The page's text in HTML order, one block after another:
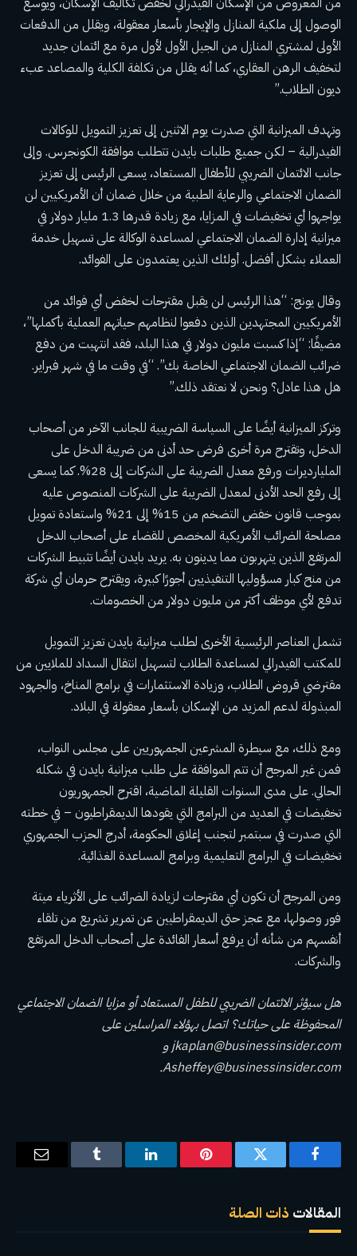
الوصول إلى ملكية المنازل والإيجار بأسعار معقولة، ويقلل من الدفعات
الأولى لمشتري المنازل من الجيل الأول لأول مرة مع ائتمان جديد
لتخفيف الرهن العقاري، كما أنه يقلل من تكلفة الكلية والمصاعد عبء
ديون الطلاب.”
وتهدف الميزانية التي صدرت يوم الاثنين إلى تعزيز التمويل للوكالات
الفيدرالية – لكن جميع طلبات بايدن تتطلب موافقة الكونجرس. وإلى
جانب الائتمان الضريبي للأطفال المستعاد، يسعى الرئيس إلى تعزيز
الضمان الاجتماعي والرعاية الطبية من خلال ضمان أن الأمريكيين لن
يواجهوا أي تخفيضات في المزايا، مع زيادة قدرها 1.3 مليار دولار في
ميزانية إدارة الضمان الاجتماعي لمساعدة الوكالة على تسهيل خدمة
العملاء بشكل أفضل. أولئك الذين يعتمدون على الفوائد.
وقال يونج: “هذا الرئيس لن يقبل مقترحات لخفض أي فوائد من
الأمريكيين المجتهدين الذين دفعوا لنظامهم حياتهم العملية بأكملها”،
مضيفًا: “إذا كسبت مليون دولار في هذا البلد، فقد انتهيت من دفع
ضرائب الضمان الاجتماعي الخاصة بك”. “في وقت ما في شهر فبراير.
هل هذا عادل؟ ونحن لا نعتقد ذلك.”
وتركز الميزانية أيضًا على السياسة الضريبية للجانب الآخر من أصحاب
الدخل، وتقترح مرة أخرى فرض حد أدنى من ضريبة الدخل على
المليارديرات ورفع معدل الضريبة على الشركات إلى 28%. كما يسعى
إلى رفع الحد الأدنى لمعدل الضريبة على الشركات المنصوص عليه
بموجب قانون خفض التضخم من 15% إلى 21% واستعادة تمويل
مصلحة الضرائب الأمريكية المخصص للقضاء على أصحاب الدخل
المرتفع الذين يتهربون مما يدينون به. يريد بايدن أيضًا تثبيط الشركات
من منح كبار مسؤوليها التنفيذيين أجورًا كبيرة، ويقترح حرمان أي شركة
تدفع لأي موظف أكثر من مليون دولار من الخصومات.
تشمل العناصر الرئيسية الأخرى لطلب ميزانية بايدن تعزيز التمويل
للمكتب الفيدرالي لمساعدة الطلاب لتسهيل انتقال السداد للملايين من
مقترضي قروض الطلاب، وزيادة الاستثمارات في برامج المناخ، والجهود
المبذولة لدعم المزيد من الإسكان بأسعار معقولة في البلاد.
ومع ذلك، مع سيطرة المشرعين الجمهوريين على مجلس النواب،
فمن غير المرجح أن تتم الموافقة على طلب ميزانية بايدن في شكله
الحالي. على مدى السنوات القليلة الماضية، اقترح الجمهوريون
تخفيضات في العديد من البرامج التي يقودها الديمقراطيون – في خطته
التي صدرت في سبتمبر لتجنب إغلاق الحكومة، أدرج الحزب الجمهوري
تخفيضات في البرامج التعليمية وبرامج المساعدة الغذائية.
ومن المرجح أن تكون أي مقترحات لزيادة الضرائب على الأثرياء ميتة
فور وصولها، مع عجز حتى الديمقراطيين عن تمرير تشريع من تلقاء
أنفسهم من شأنه أن يرفع أسعار الفائدة على أصحاب الدخل المرتفع
والشركات.
هل سيؤثر الائتمان الضريبي للطفل المستعاد أو مزايا الضمان الاجتماعي
المحفوظة على حياتك؟ اتصل بهؤلاء المراسلين على
jkaplan@businessinsider.comو
Asheffey@businessinsider.com
.
فيسبوك تويتر بينتيريستلينكدإن Tumblr
البريد
المقالات ذات الصلة